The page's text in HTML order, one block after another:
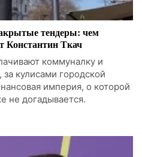
тендеры: чем
Константин Ткач
коммуналку и
кулисами городской
империя, о которой
не догадывается.